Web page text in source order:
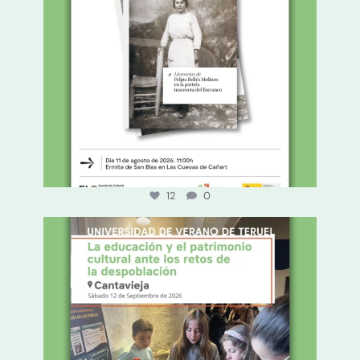
12 0
Está abierta la inscripción a un nuevo curso de
16 0